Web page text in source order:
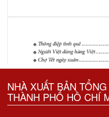
NHÀ XUẤT BẢN
THÀNH PHỐ HỒ CHÍ